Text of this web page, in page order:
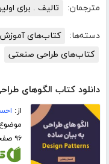
مترجمان: تالیف . برای
دسته‌ها:
کتاب‌های
کتاب‌های طراحی صنعتی
دانلود کتاب الگوهای
از:
۹۶ صفحه